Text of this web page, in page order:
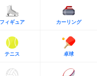
フィギュア カーリング
テニス 卓球